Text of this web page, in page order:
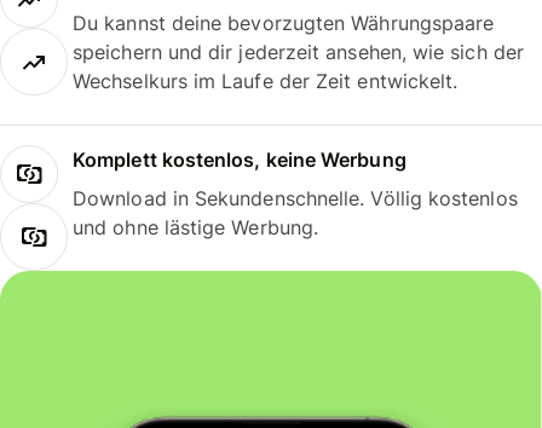
Du kannst deine bevorzugten Währungspaare
speichern und dir jederzeit ansehen, wie sich der
Wechselkurs im Laufe der Zeit entwickelt.
Komplett kostenlos, keine Werbung
Download in Sekundenschnelle. Völlig kostenlos
und ohne lästige Werbung.